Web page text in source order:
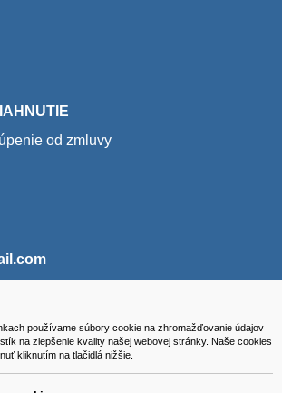
používame súbory cookie na zhromažďovanie údajov
na zlepšenie kvality našej webovej stránky. Naše cookies
kliknutím na tlačidlá nižšie.
od zmluvy
6, 965 01 Žiar nad Hronom